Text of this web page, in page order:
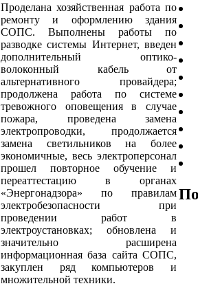
Проделана хозяйственная работа по
ремонту и оформлению здания
СОПС. Выполнены работы по
разводке системы Интернет, введен
дополнительный оптико-
волоконный кабель от
альтернативного провайдера;
продолжена работа по системе
тревожного оповещения в случае
пожара, проведена замена
электропроводки, продолжается
замена светильников на более
экономичные, весь электроперсонал
прошел повторное обучение и
переаттестацию в органах
«Энергонадзора» по правилам
электробезопасности при
проведении работ в
электроустановках; обновлена и
значительно расширена
информационная база сайта СОПС,
закуплен ряд компьютеров и
множительной техники.